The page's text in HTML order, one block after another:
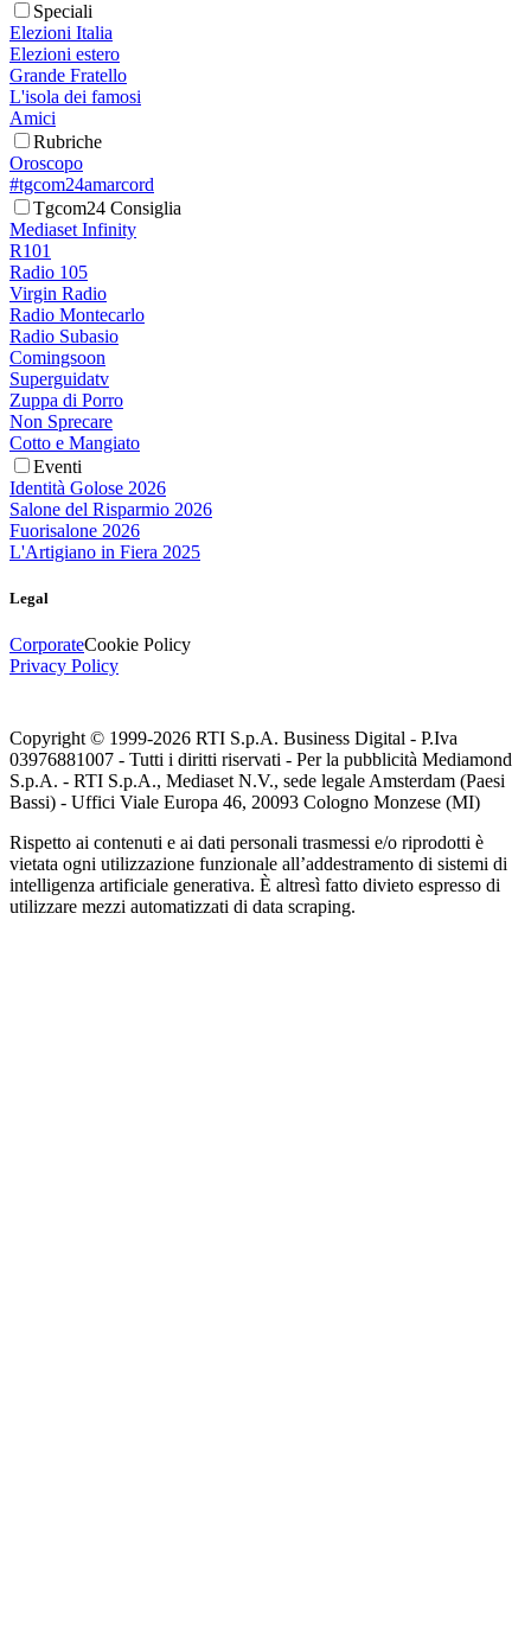
Speciali
Elezioni Italia
Elezioni estero
Grande Fratello
L'isola dei famosi
Amici
Rubriche
Oroscopo
#tgcom24amarcord
Tgcom24 Consiglia
Mediaset Infinity
R101
Radio 105
Virgin Radio
Radio Montecarlo
Radio Subasio
Comingsoon
Superguidatv
Zuppa di Porro
Non Sprecare
Cotto e Mangiato
Eventi
Identità Golose 2026
Salone del Risparmio 2026
Fuorisalone 2026
L'Artigiano in Fiera 2025
Legal
CorporateCookie Policy
Privacy Policy
Copyright © 1999-2026 RTI S.p.A. Business Digital - P.Iva
03976881007 - Tutti i diritti riservati - Per la pubblicità Mediamond
S.p.A. - RTI S.p.A., Mediaset N.V., sede legale Amsterdam (Paesi
Bassi) - Uffici Viale Europa 46, 20093 Cologno Monzese (MI)
Rispetto ai contenuti e ai dati personali trasmessi e/o riprodotti è
vietata ogni utilizzazione funzionale all’addestramento di sistemi di
intelligenza artificiale generativa. È altresì fatto divieto espresso di
utilizzare mezzi automatizzati di data scraping.